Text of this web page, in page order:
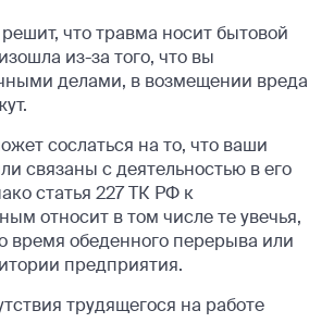
что травма носит бытовой
из-за того, что вы
делами, в возмещении вреда
сослаться на то, что ваши
связаны с деятельностью в его
статья 227 ТК РФ к
относит в том числе те увечья,
время обеденного перерыва или
предприятия.
трудящегося на работе